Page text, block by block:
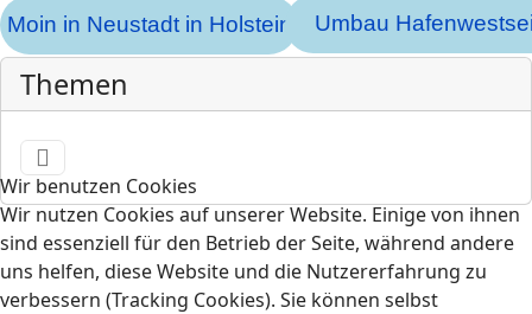
Moin in Neustadt in Holstein Umbau
Themen
Wir benutzen Cookies
Wir nutzen Cookies auf unserer Website. Einige von ihnen
sind essenziell für den Betrieb der Seite, während andere
uns helfen, diese Website und die Nutzererfahrung zu
verbessern (Tracking Cookies). Sie können selbst